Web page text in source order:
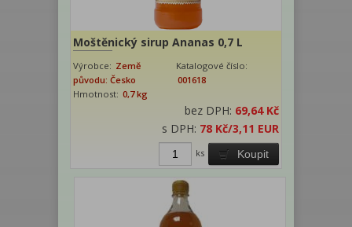
Moštěnický sirup Ananas 0,7 L
Výrobce: Země
původu: Česko
Katalogové číslo:
001618
Hmotnost: 0,7 kg
bez DPH: 69,64 Kč
s DPH: 78 Kč/3,11 EUR
Koupit
ks